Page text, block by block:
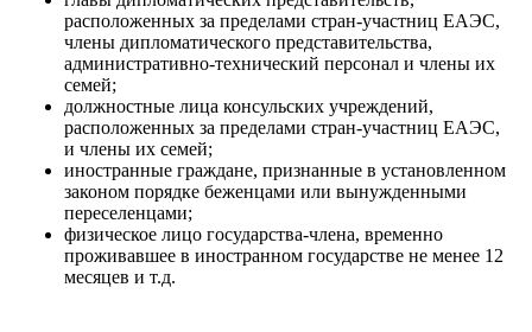
расположенных за пределами стран-участниц ЕАЭС,
члены дипломатического представительства,
административно-технический персонал и члены их
семей;
должностные лица консульских учреждений,
расположенных за пределами стран-участниц ЕАЭС,
и члены их семей;
иностранные граждане, признанные в установленном
законом порядке беженцами или вынужденными
переселенцами;
физическое лицо государства-члена, временно
проживавшее в иностранном государстве не менее 12
месяцев и т.д.